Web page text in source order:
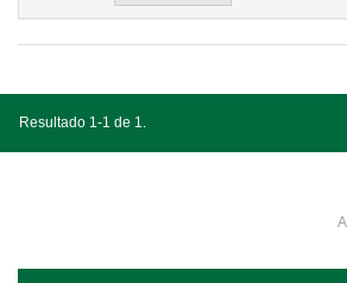
Resultado 1-1 de 1.